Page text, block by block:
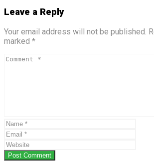
Leave a Reply
Your email address will not be published.
marked *
Post Comment